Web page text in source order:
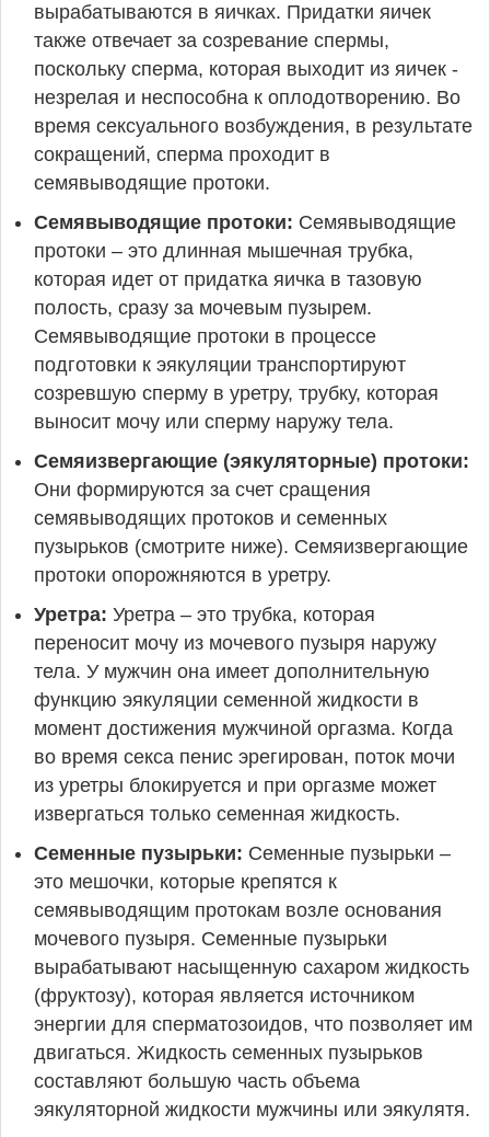
вырабатываются в яичках. Придатки яичек
также отвечает за созревание спермы,
поскольку сперма, которая выходит из яичек -
незрелая и неспособна к оплодотворению. Во
время сексуального возбуждения, в результате
сокращений, сперма проходит в
семявыводящие протоки.
Семявыводящие протоки: Семявыводящие
протоки – это длинная мышечная трубка,
которая идет от придатка яичка в тазовую
полость, сразу за мочевым пузырем.
Семявыводящие протоки в процессе
подготовки к эякуляции транспортируют
созревшую сперму в уретру, трубку, которая
выносит мочу или сперму наружу тела.
Семяизвергающие (эякуляторные) протоки:
Они формируются за счет сращения
семявыводящих протоков и семенных
пузырьков (смотрите ниже). Семяизвергающие
протоки опорожняются в уретру.
Уретра: Уретра – это трубка, которая
переносит мочу из мочевого пузыря наружу
тела. У мужчин она имеет дополнительную
функцию эякуляции семенной жидкости в
момент достижения мужчиной оргазма. Когда
во время секса пенис эрегирован, поток мочи
из уретры блокируется и при оргазме может
извергаться только семенная жидкость.
Семенные пузырьки: Семенные пузырьки –
это мешочки, которые крепятся к
семявыводящим протокам возле основания
мочевого пузыря. Семенные пузырьки
вырабатывают насыщенную сахаром жидкость
(фруктозу), которая является источником
энергии для сперматозоидов, что позволяет им
двигаться. Жидкость семенных пузырьков
составляют большую часть объема
эякуляторной жидкости мужчины или эякулятя.